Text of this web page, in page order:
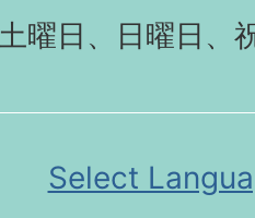
土曜日、日曜日、
Select